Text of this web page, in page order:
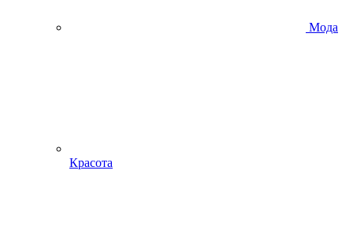
Мода
Красота